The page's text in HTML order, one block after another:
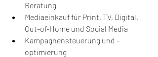
Beratung
Mediaeinkauf für Print, TV, Digital,
Out-of-Home und Social Media
Kampagnensteuerung und -
optimierung